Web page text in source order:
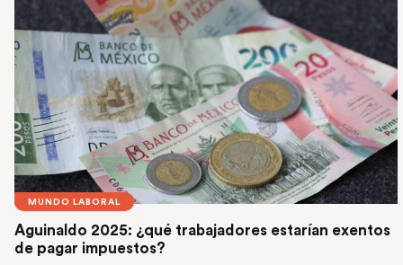
MUNDO LABORAL
Aguinaldo 2025: ¿qué trabajadores estarían exentos
de pagar impuestos?